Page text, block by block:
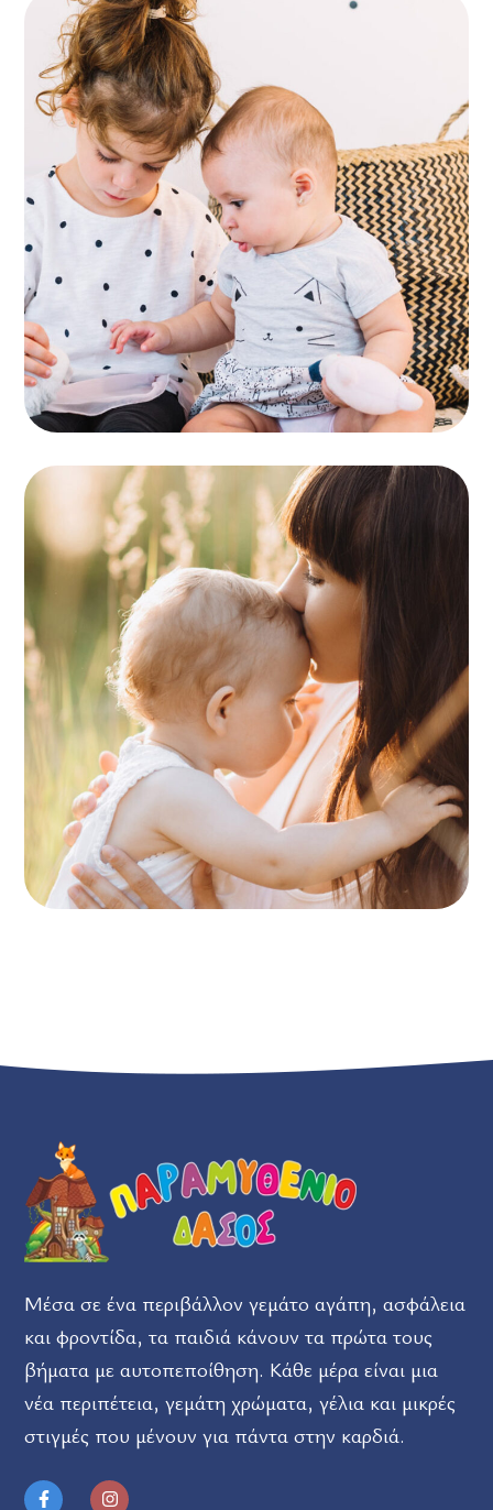
Child Safety
PLAYING
Birthday Party
PLAYING
Μέσα σε ένα περιβάλλον γεμάτο αγάπη, ασφάλεια
και φροντίδα, τα παιδιά κάνουν τα πρώτα τους
βήματα με αυτοπεποίθηση. Κάθε μέρα είναι μια
νέα περιπέτεια, γεμάτη χρώματα, γέλια και μικρές
στιγμές που μένουν για πάντα στην καρδιά.